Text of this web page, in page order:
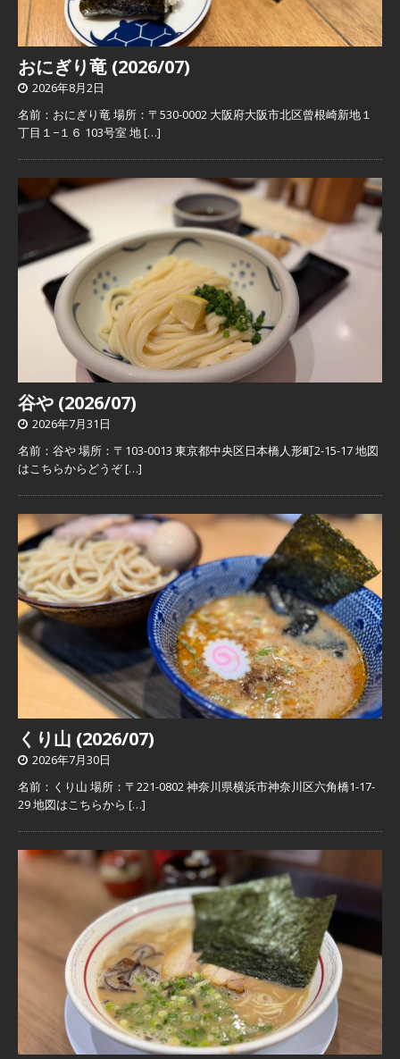
おにぎり竜 (2026/07)
2026年8月2日
名前：おにぎり竜 場所：〒530-0002 大阪府大阪市北区曾根崎新地１
丁目１−１６ 103号室 地[…]
谷や (2026/07)
2026年7月31日
名前：谷や 場所：〒103-0013 東京都中央区日本橋人形町2-15-17 地図
はこちらからどうぞ[…]
くり山 (2026/07)
2026年7月30日
名前：くり山 場所：〒221-0802 神奈川県横浜市神奈川区六角橋1-17-
29 地図はこちらから […]